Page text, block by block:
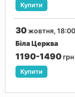
Купити
30жовтня, 18:00
Біла Церква
1190-1490 грн
Купити